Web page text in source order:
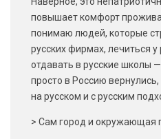
повышает комфорт
понимаю людей, которые
русских фирмах, лечиться у
отдавать в русские школы
просто в Россию
на русском и с русским
> Сам город и окружающая